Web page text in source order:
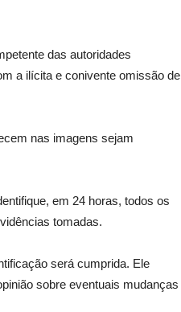
das autoridades
a ilícita e conivente omissão de
nas imagens sejam
em 24 horas, todos os
tomadas.
será cumprida. Ele
sobre eventuais mudanças